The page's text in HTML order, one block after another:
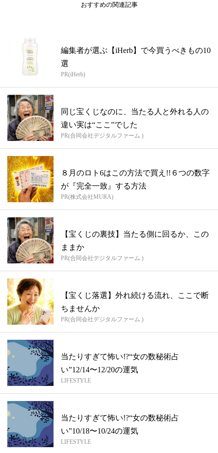
おすすめの関連記事
編集者が選ぶ【iHerb】で今買うべきもの10
選
PR(iHerb)
同じ宝くじなのに、当たる人と外れる人の
違い実は“ここ”でした
PR(合同会社デジタルファーム )
８月のロト6はこの方法で買え!!６つの数字
が『完全一致』する方法
PR(株式会社MURA)
【宝くじの裏技】当たる側に回るか、この
ままか
PR(合同会社デジタルファーム )
【宝くじ落選】外れ続ける流れ、ここで断
ちませんか
PR(合同会社デジタルファーム )
当たりすぎて怖い!?“女の数秘術占
い”12/14〜12/20の運気
LIFESTYLE
当たりすぎて怖い!?“女の数秘術占
い”10/18〜10/24の運気
LIFESTYLE